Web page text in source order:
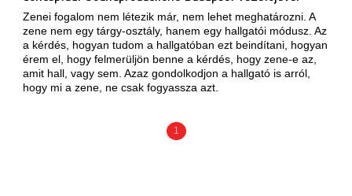
Zenei fogalom nem létezik már, nem lehet meghatározni. A
zene nem egy tárgy-osztály, hanem egy hallgatói módusz. Az
a kérdés, hogyan tudom a hallgatóban ezt beindítani, hogyan
érem el, hogy felmerüljön benne a kérdés, hogy zene-e az,
amit hall, vagy sem. Azaz gondolkodjon a hallgató is arról,
hogy mi a zene, ne csak fogyassza azt.
1